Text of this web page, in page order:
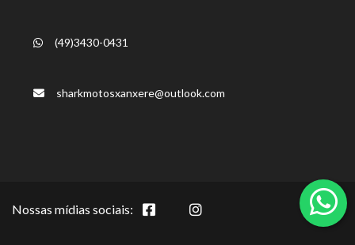
(49)3430-0431
sharkmotosxanxere@outlook.com
Nossas mídias sociais: